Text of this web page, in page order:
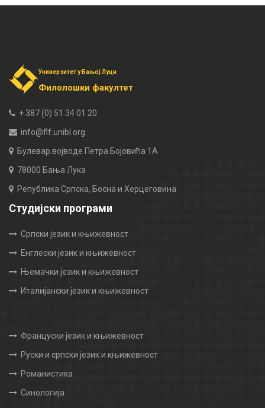
Универзитет у Бањој Луци
Филолошки факултет
+ 387 (0) 51 34 01 20
info@flf.unibl.org
Булевар војводе Петра Бојовића 1А
78000 Бања Лука
Република Српска, Босна и Херцеговина
Студијски програми
Српски језик и књижевност
Енглески језик и књижевност
Њемачки језик и књижевност
Италијански језик и књижевност
Француски језик и књижевност
Руски и српски језик и књижевност
Романистика
Синологија